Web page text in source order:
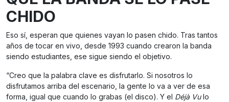
CHIDO
Eso sí, esperan que quienes vayan lo pasen chido. Tras tantos
años de tocar en vivo, desde 1993 cuando crearon la banda
siendo estudiantes, ese sigue siendo el objetivo.
“Creo que la palabra clave es disfrutarlo. Si nosotros lo
disfrutamos arriba del escenario, la gente lo va a ver de esa
forma, igual que cuando lo grabas (el disco). Y el Déjà Vulo